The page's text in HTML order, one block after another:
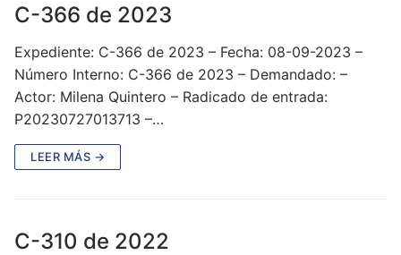
C-366 de 2023
Expediente: C-366 de 2023 – Fecha: 08-09-2023 –
Número Interno: C-366 de 2023 – Demandado: –
Actor: Milena Quintero – Radicado de entrada:
P20230727013713 –…
LEER MÁS →
C-310 de 2022